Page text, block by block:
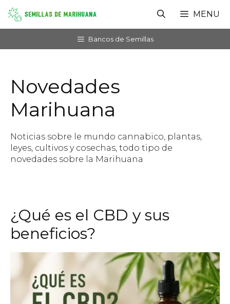
Saltar
contenido
MENU
Bancos de Semillas
Novedades
Marihuana
Noticias sobre le mundo cannabico, plantas,
leyes, cultivos y cosechas, todo tipo de
novedades sobre la Marihuana
¿Qué es el CBD y sus
beneficios?